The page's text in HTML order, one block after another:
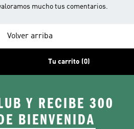
mucho tus comentarios.
Volver arriba
Tu carrito (0)
Y RECIBE 300
BIENVENIDA